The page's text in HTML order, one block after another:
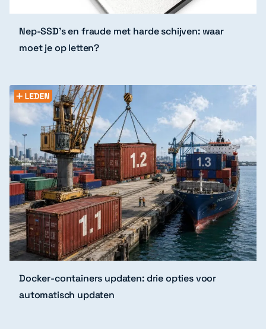
Nep-SSD’s en fraude met harde schijven: waar
moet je op letten?
Docker-containers updaten: drie opties voor
automatisch updaten